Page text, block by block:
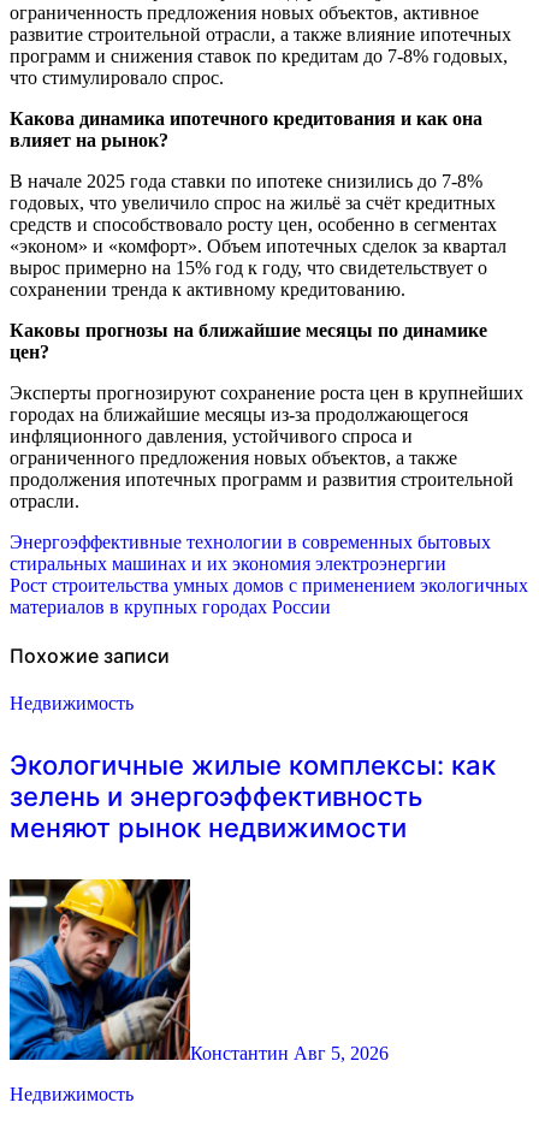
ограниченность предложения новых объектов, активное
развитие строительной отрасли, а также влияние ипотечных
программ и снижения ставок по кредитам до 7-8% годовых,
что стимулировало спрос.
Какова динамика ипотечного кредитования и как она
влияет на рынок?
В начале 2025 года ставки по ипотеке снизились до 7-8%
годовых, что увеличило спрос на жильё за счёт кредитных
средств и способствовало росту цен, особенно в сегментах
«эконом» и «комфорт». Объем ипотечных сделок за квартал
вырос примерно на 15% год к году, что свидетельствует о
сохранении тренда к активному кредитованию.
Каковы прогнозы на ближайшие месяцы по динамике
цен?
Эксперты прогнозируют сохранение роста цен в крупнейших
городах на ближайшие месяцы из-за продолжающегося
инфляционного давления, устойчивого спроса и
ограниченного предложения новых объектов, а также
продолжения ипотечных программ и развития строительной
отрасли.
Навигация
по
записям
Энергоэффективные технологии в современных бытовых
стиральных машинах и их экономия электроэнергии
Рост строительства умных домов с применением экологичных
материалов в крупных городах России
Похожие записи
Недвижимость
Экологичные жилые комплексы: как
зелень и энергоэффективность
меняют рынок недвижимости
Константин Авг 5, 2026
Недвижимость